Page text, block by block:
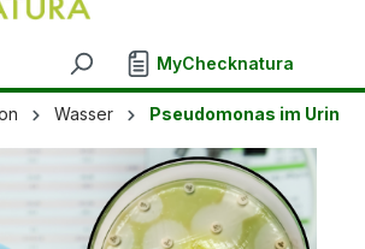
MyChecknatura
Wasser Pseudomonas im Urin